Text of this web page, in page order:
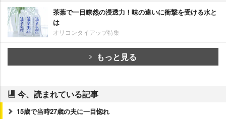
茶葉で一目瞭然の浸透力！味の違いに衝撃を受ける水と
は
オリコンタイアップ特集
もっと見る
今、読まれている記事
15歳で当時27歳の夫に一目惚れ